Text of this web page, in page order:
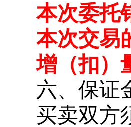
本次委托
本次交易
增（扣）
六、保证
买卖双方